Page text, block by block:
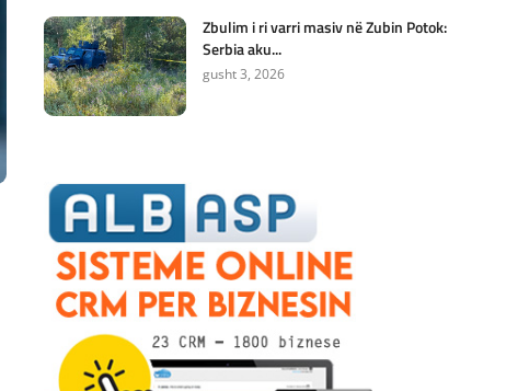
Zbulim i ri varri masiv në Zubin Potok:
Serbia aku...
gusht 3, 2026